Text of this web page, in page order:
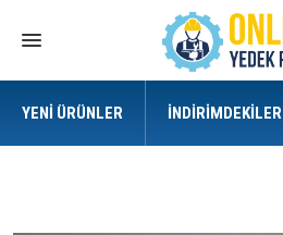
YENI ÜRÜNLER İNDIRIMDEKILER